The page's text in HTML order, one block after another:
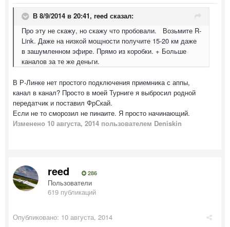
В 8/9/2014 в 20:41, reed сказал:
Про эту не скажу, но скажу что пробовали. Возьмите R-
Link. Даже на низкой мощности получите 15-20 км даже
в зашумленном эфире. Прямо из коробки. + Больше
каналов за те же деньги.
В Р-Линке нет простого подключения приемника с аппы,
канал в канал? Просто в моей Турниге я выбросил родной
передатчик и поставил ФрСкай.
Если не то сморозил не пинаите. Я просто начинающий.
Изменено 10 августа, 2014 пользователем Deniskin
reed 286
Пользователи
619 публикаций
Опубликовано: 10 августа, 2014